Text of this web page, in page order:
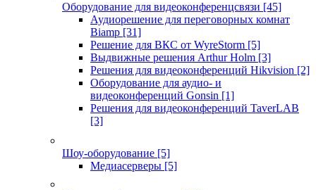
Оборудование для видеоконференцсвязи [45]
Аудиорешение для переговорных комнат
Biamp [31]
Решение для ВКС от WyreStorm [5]
Выдвижные решения Arthur Holm [3]
Решения для видеоконференций Hikvision [2]
Оборудование для аудио- и
видеоконференций Gonsin [1]
Решения для видеоконференций TaverLAB
[3]
Шоу-оборудование [5]
Медиасерверы [5]